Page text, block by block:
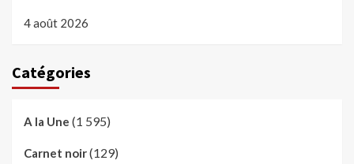
4 août 2026
Catégories
A la Une (1 595)
Carnet noir(129)